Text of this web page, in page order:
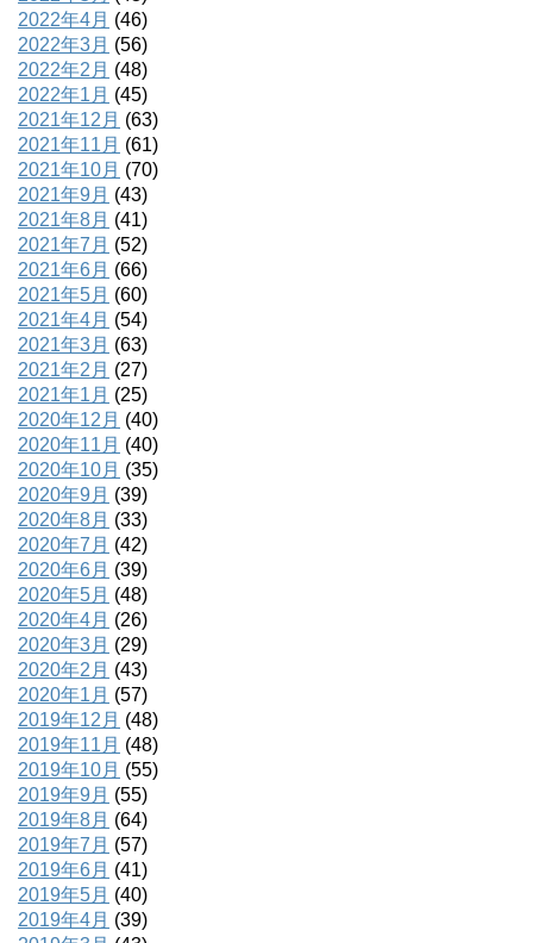
2022年4月 (46)
2022年3月 (56)
2022年2月 (48)
2022年1月 (45)
2021年12月 (63)
2021年11月 (61)
2021年10月 (70)
2021年9月 (43)
2021年8月 (41)
2021年7月 (52)
2021年6月 (66)
2021年5月 (60)
2021年4月 (54)
2021年3月 (63)
2021年2月 (27)
2021年1月 (25)
2020年12月 (40)
2020年11月 (40)
2020年10月 (35)
2020年9月 (39)
2020年8月 (33)
2020年7月 (42)
2020年6月 (39)
2020年5月 (48)
2020年4月 (26)
2020年3月 (29)
2020年2月 (43)
2020年1月 (57)
2019年12月 (48)
2019年11月 (48)
2019年10月 (55)
2019年9月 (55)
2019年8月 (64)
2019年7月 (57)
2019年6月 (41)
2019年5月 (40)
2019年4月 (39)